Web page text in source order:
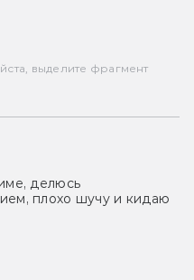
выделите фрагмент
делюсь
плохо шучу и кидаю